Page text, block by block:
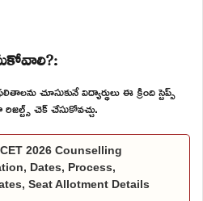
చూసుకునే విద్యార్థులు ఈ క్రింది స్టెప్స్
చెక్ చేసుకోవచ్చు.
2026 Counselling
Dates, Process,
Seat Allotment Details